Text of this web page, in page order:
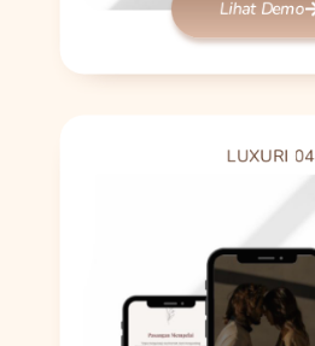
Lihat Demo
LUXURI 04